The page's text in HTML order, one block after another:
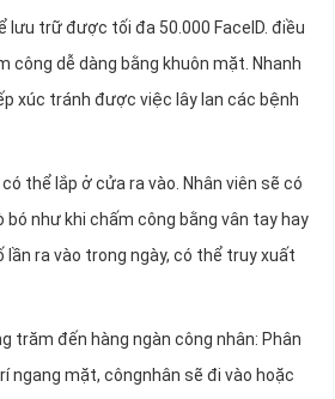
lưu trữ được tối đa 50.000 FaceID. điều
công dễ dàng bằng khuôn mặt. Nhanh
xúc tránh được việc lây lan các bệnh
thể lắp ở cửa ra vào. Nhân viên sẽ có
bó như khi chấm công bằng vân tay hay
ra vào trong ngày, có thể truy xuất
trăm đến hàng ngàn công nhân: Phân
ngang mặt, côngnhân sẽ đi vào hoặc